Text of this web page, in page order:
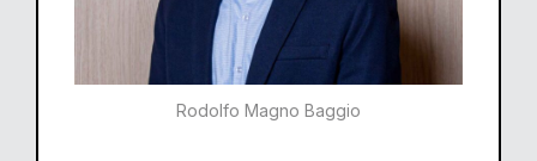
Rodolfo Magno Baggio​​